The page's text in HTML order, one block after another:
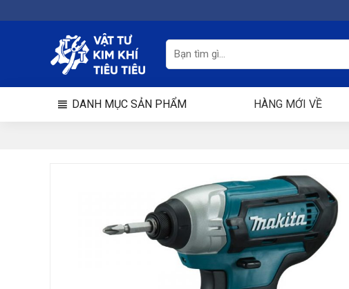
đến
Tìm
kiếm:
DANH MỤC SẢN PHẨM HÀNG MỚI VỀ